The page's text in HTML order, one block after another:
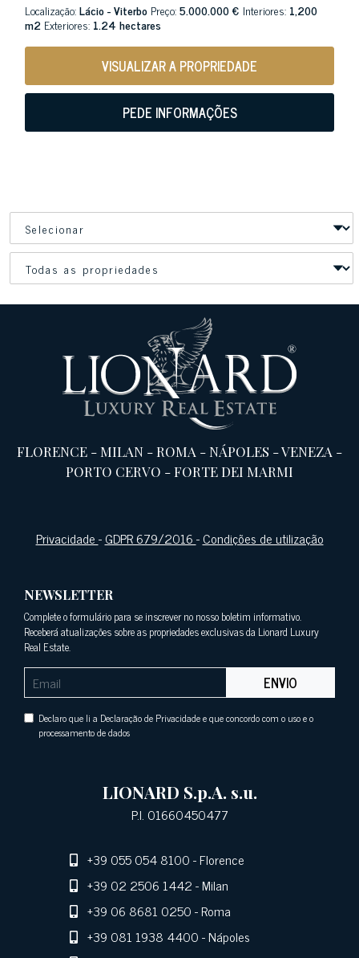
Localização:Lácio - Viterbo Preço:5.000.000 € Interiores: 1,200
m2 Exteriores: 1.24 hectares
VISUALIZAR A PROPRIEDADE
PEDE INFORMAÇÕES
FLORENCE -MILAN -ROMA -NÁPOLES -VENEZA -
PORTO CERVO -FORTE DEI MARMI
Privacidade-GDPR 679/2016-Condições de utilização
NEWSLETTER
Complete o formulário para se inscrever no nosso boletim informativo.
Receberá atualizações sobre as propriedades exclusivas da Lionard Luxury
Real Estate.
ENVIO
Declaro que li a Declaração de Privacidade e que concordo com o uso e o
processamento de dados
LIONARD S.p.A. s.u.
P.I. 01660450477
+39 055 054 8100- Florence
+39 02 2506 1442- Milan
+39 06 8681 0250- Roma
+39 081 1938 4400- Nápoles